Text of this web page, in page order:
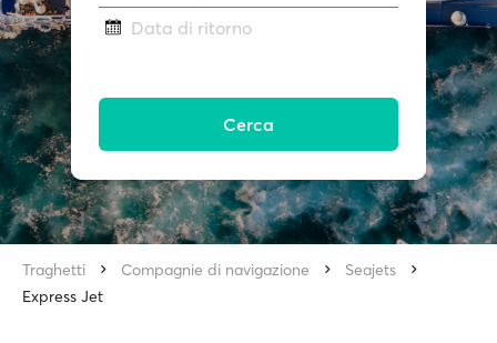
Data di ritorno
Cerca
Traghetti Compagnie di navigazione
Seajets
Express Jet